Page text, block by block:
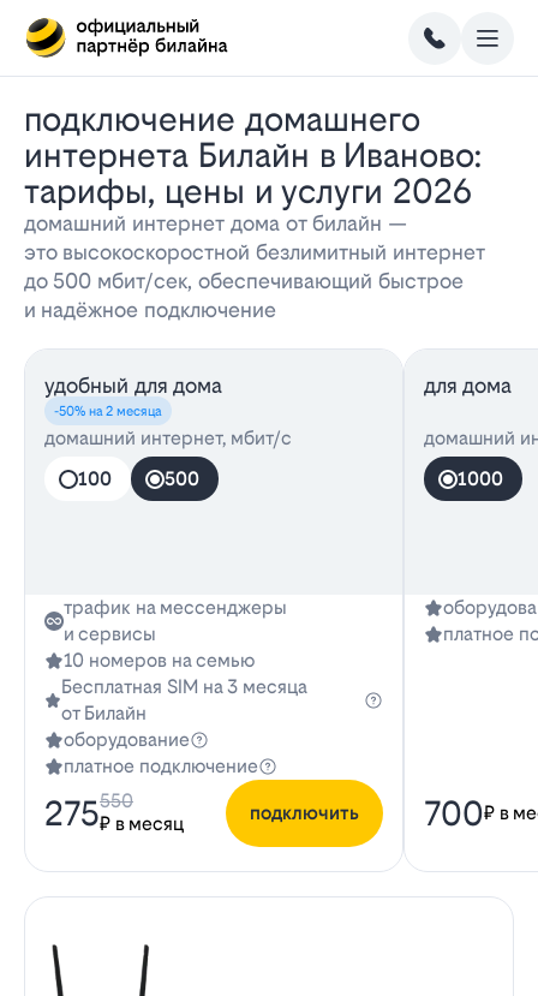
Подключение домашнего
интернета Билайн в Иваново:
тарифы, цены и услуги 2026
домашний интернет дома от билайн —
это высокоскоростной безлимитный интернет
до 500 мбит/сек, обеспечивающий быстрое
и надёжное подключение
удобный для дома
-50% на 2 месяца
домашний интернет, мбит/с
100
500
трафик на мессенджеры
и сервисы
10 номеров на семью
Бесплатная SIM на 3 месяца
от Билайн
оборудование
платное подключение
275₽ в месяц
550
подключить
для дома
домашний
1000
платное
700₽ в